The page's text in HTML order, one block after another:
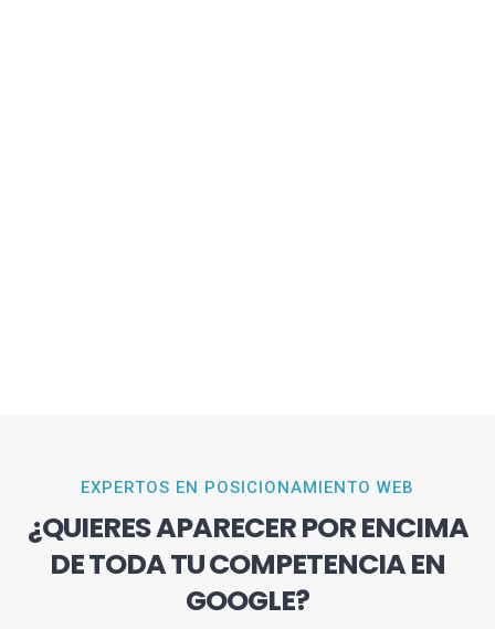
EXPERTOS EN POSICIONAMIENTO WEB
¿QUIERES APARECER POR ENCIMA
DE TODA TU COMPETENCIA EN
GOOGLE?